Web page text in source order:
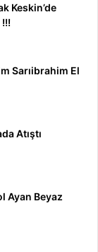
Keskin’de
!!!
Sarıibrahim El
Atıştı
Ayan Beyaz